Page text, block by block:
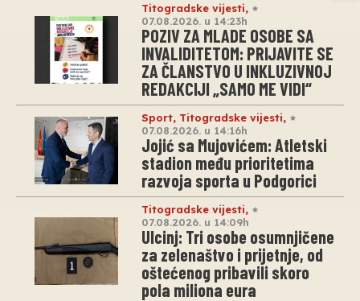
Titogradske vijesti,
07.08.2026. u 14:23h
POZIV ZA MLADE OSOBE SA
INVALIDITETOM: PRIJAVITE SE
ZA ČLANSTVO U INKLUZIVNOJ
REDAKCIJI „SAMO ME VIDI“
Sport, Titogradske vijesti,
07.08.2026. u 14:16h
Jojić sa Mujovićem: Atletski
stadion među prioritetima
razvoja sporta u Podgorici
Titogradske vijesti,
07.08.2026. u 14:09h
Ulcinj: Tri osobe osumnjičene
za zelenaštvo i prijetnje, od
oštećenog pribavili skoro
pola miliona eura